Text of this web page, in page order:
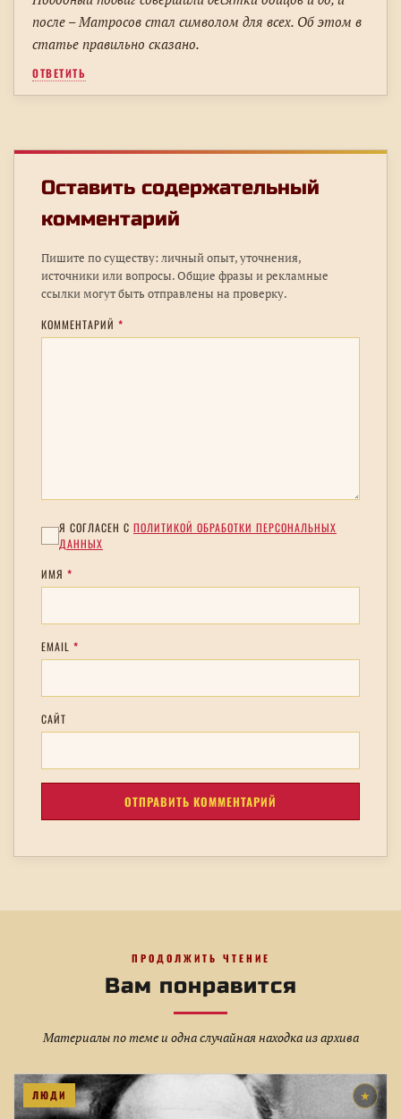
после – Матросов стал символом для всех. Об этом в
статье правильно сказано.
ОТВЕТИТЬ
Оставить содержательный
комментарий
Пишите по существу: личный опыт, уточнения,
источники или вопросы. Общие фразы и рекламные
ссылки могут быть отправлены на проверку.
КОММЕНТАРИЙ *
Я СОГЛАСЕН С ПОЛИТИКОЙ ОБРАБОТКИ ПЕРСОНАЛЬНЫХ
ДАННЫХ
ИМЯ *
EMAIL *
САЙТ
ПРОДОЛЖИТЬ ЧТЕНИЕ
Вам понравится
Материалы по теме и одна случайная находка из архива
ЛЮДИ ★